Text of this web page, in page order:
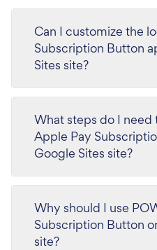
Can I customize the
Subscription Button
Sites site?
What steps do I
Apple Pay
Google Sites site?
Why should I use
Subscription Button
site?